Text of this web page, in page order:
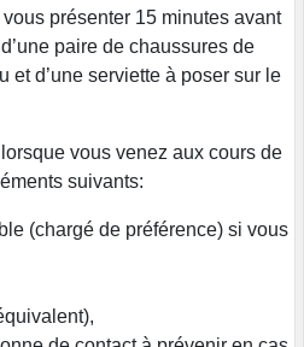
présenter 15 minutes avant
paire de chaussures de
et d’une serviette à poser sur le
lorsque vous venez aux cours de
suivants:
(chargé de préférence) si vous